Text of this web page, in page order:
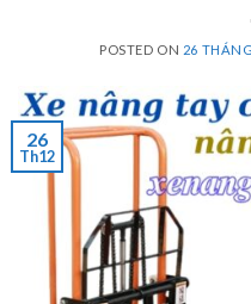
POSTED ON 26
26
Th12